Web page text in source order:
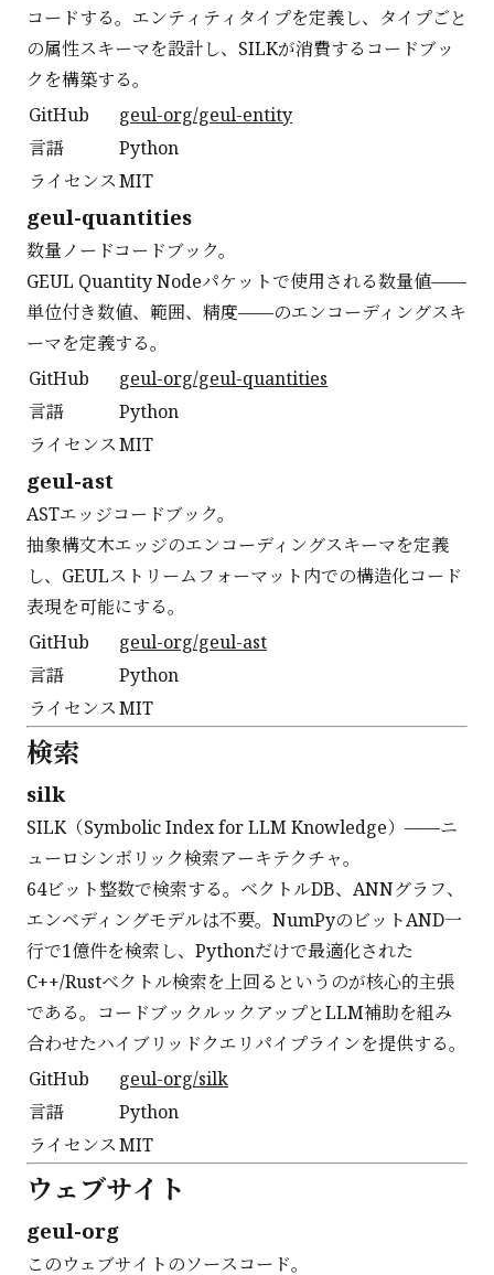
コードする。エンティティタイプを定義し、タイプごと
の属性スキーマを設計し、SILKが消費するコードブッ
クを構築する。
GitHub
geul-org/geul-entity
言語
Python
ライセンスMIT
geul-quantities
数量ノードコードブック。
GEUL Quantity Nodeパケットで使用される数量値——
単位付き数値、範囲、精度——のエンコーディングスキ
ーマを定義する。
GitHub
geul-org/geul-quantities
言語
Python
ライセンスMIT
geul-ast
ASTエッジコードブック。
抽象構文木エッジのエンコーディングスキーマを定義
し、GEULストリームフォーマット内での構造化コード
表現を可能にする。
GitHub
geul-org/geul-ast
言語
Python
ライセンスMIT
検索
silk
SILK（Symbolic Index for LLM Knowledge）——ニ
ューロシンボリック検索アーキテクチャ。
64ビット整数で検索する。ベクトルDB、ANNグラフ、
エンベディングモデルは不要。NumPyのビットAND一
行で1億件を検索し、Pythonだけで最適化された
C++/Rustベクトル検索を上回るというのが核心的主張
である。コードブックルックアップとLLM補助を組み
合わせたハイブリッドクエリパイプラインを提供する。
GitHub
geul-org/silk
言語
Python
ライセンスMIT
ウェブサイト
geul-org
このウェブサイトのソースコード。